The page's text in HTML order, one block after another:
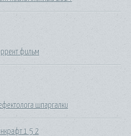
фильм
шпаргалки
1 5 2